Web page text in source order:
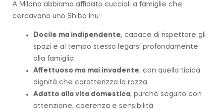
A Milano abbiamo affidato cuccioli a famiglie che
cercavano uno Shiba Inu:
Docile ma indipendente, capace di rispettare gli
spazi e al tempo stesso legarsi profondamente
alla famiglia
Affettuoso ma mai invadente, con quella tipica
dignità che caratterizza la razza
Adatto alla vita domestica, purché seguito con
attenzione, coerenza e sensibilità